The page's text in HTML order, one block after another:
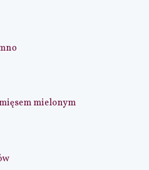
mielonym